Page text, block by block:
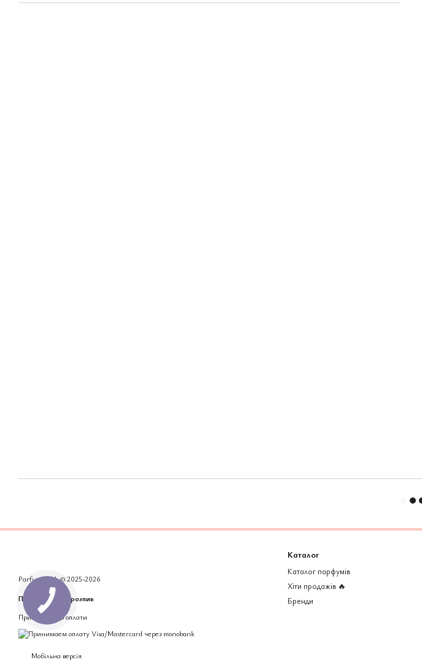
Parfum Club © 2025-2026
Парфумерія на розпив
Приймаємо до оплати
Мобільна версія
Каталог
Каталог парфумів
Хіти продажів 🔥
Бренди